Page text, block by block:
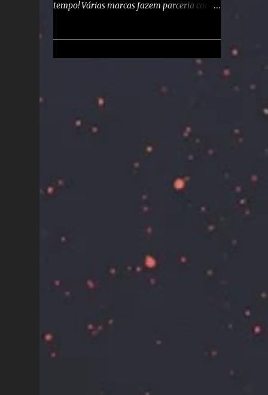
uma data oficial definida, todos os títulos
adicionados ao catálogo ano após ano. Com
tempo! Várias marcas fazem parceria com a
, quanto tempo você ganha e como resgatar
sua assinatura : 💻 Notebooks ASUS , Acer e
Lenovo Duração : 3 meses de PC Game Pass
Prazo final : Alguns fabricantes dão o prazo
de 180 dias após o primeiro uso do
equipamento para resgate do código mas
não parece ser uma regra para todos.
Dispositivos compatíveis : Os modelos
compatíveis para resgate podem variar,
então vale o teste para ver se você tem
direito. Como resgatar : Acesse a Microsoft
dispositivo . Clique em Obter . 📺 Samsung
Duração : 2 meses de Game Pass Ultimate
Prazo final : Promoção válida até 12 de
agosto de 20...